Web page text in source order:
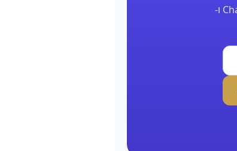
השאר את הפרטים ונחזור אליך תוך 24 שעות עם דוח אמיתי על הנוכחות שלך בגוגל, ChatGPT ו-